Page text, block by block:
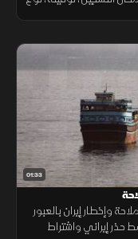
01:33
وإخطار إيران بالعبور
النفط، وسط حذر إيراني واشتراط